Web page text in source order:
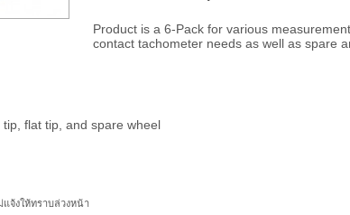
Product is a 6-Pack for various
contact tachometer needs as well as spare
flat tip, and spare wheel
จ้งให้ทราบล่วงหน้า